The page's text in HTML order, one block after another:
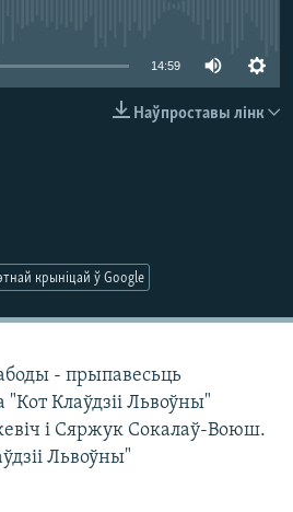
14:59
Наўпроставы лінк
крыніцай ў Google
- прыпавесьць
Клаўдзіі Львоўны"
і Сяржук Сокалаў-Воюш.
Львоўны"